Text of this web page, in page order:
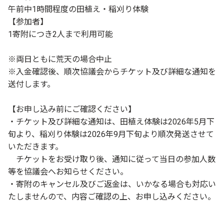
午前中1時間程度の田植え・稲刈り体験
【参加者】
1寄附につき2人まで利用可能
※両日ともに荒天の場合中止
※入金確認後、順次協議会からチケット及び詳細な通知を
送付します。
【お申し込み前にご確認ください】
・チケット及び詳細な通知は、田植え体験は2026年5月下
旬より、稲刈り体験は2026年9月下旬より順次発送させて
いただきます。
チケットをお受け取り後、通知に従って当日の参加人数
等を協議会へお知らせください。
・寄附のキャンセル及びご返金は、いかなる場合も対応い
たしませんので、内容ご確認の上、お申し込みください。